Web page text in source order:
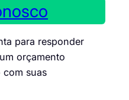
para responder
orçamento
com suas